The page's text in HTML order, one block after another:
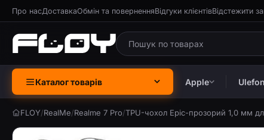
Про насДоставкаОбмін та поверненняВідгуки клієнтівВідстежити
Каталог товарів Apple
FLOY/RealMe/Realme 7 Pro/TPU-чохол Epic-прозорий 1,0 мм